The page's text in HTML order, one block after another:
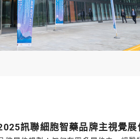
訊聯細胞智藥品牌主視覺展